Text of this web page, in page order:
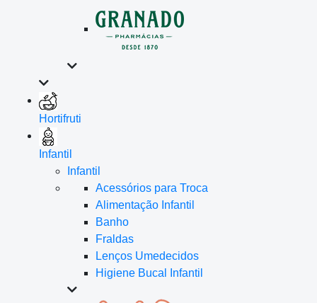
Hortifruti
Infantil
Infantil
Acessórios para Troca
Alimentação Infantil
Banho
Fraldas
Lenços Umedecidos
Higiene Bucal Infantil